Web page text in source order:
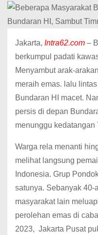
Jakarta, Intra62.com –
berkumpul padati
Menyambut arak-
meraih emas. lalu
Bundaran HI macet.
persis di depan
menunggu kedatangan
Warga rela menanti
melihat langsung
Indonesia. Grup
satunya. Sebanyak 40-
masyarakat lain
perolehan emas di
2023, Jakarta Pusat